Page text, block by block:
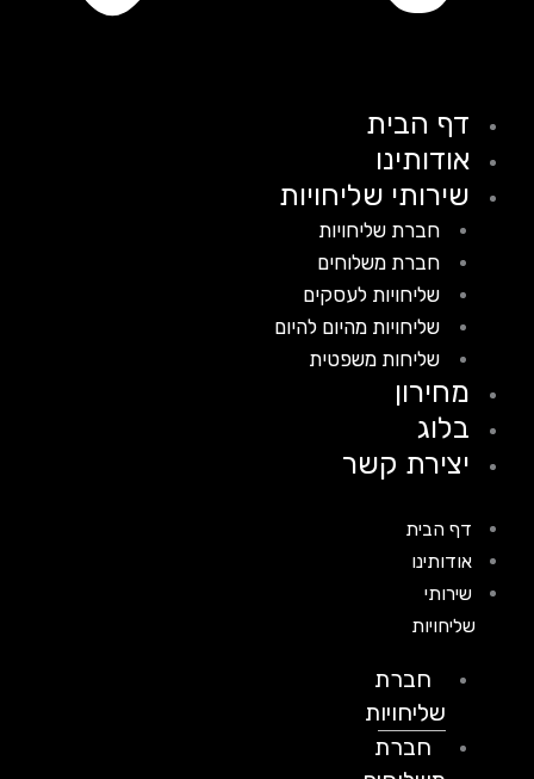
דף הבית
אודותינו
שירותי שליחויות
חברת שליחויות
חברת משלוחים
שליחויות לעסקים
שליחויות מהיום להיום
שליחות משפטית
מחירון
בלוג
יצירת קשר
דף הבית
אודותינו
שירותי
שליחויות
חברת
שליחויות
חברת